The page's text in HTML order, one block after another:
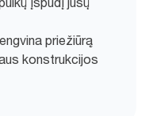
priežiūrą
konstrukcijos